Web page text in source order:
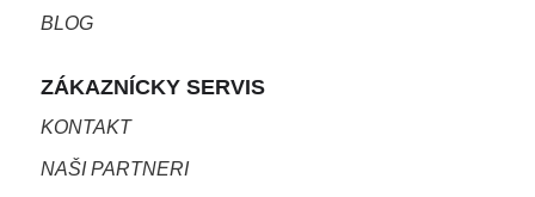
BLOG
ZÁKAZNÍCKY SERVIS
KONTAKT
NAŠI PARTNERI